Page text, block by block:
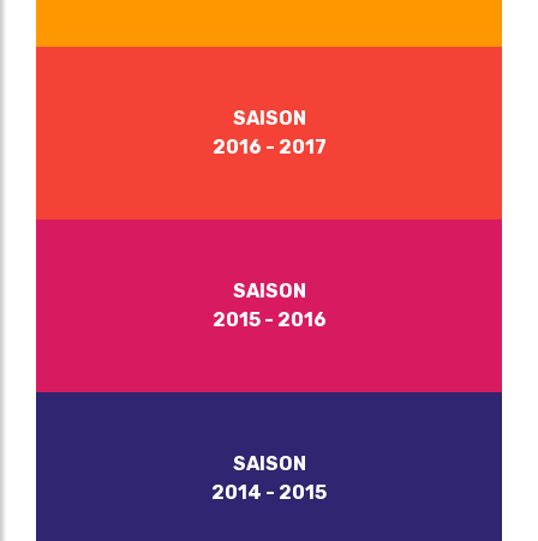
SAISON
2016 - 2017
SAISON
2015 - 2016
SAISON
2014 - 2015